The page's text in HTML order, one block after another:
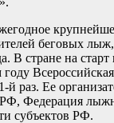
беговых лыж,
В стране на
году
й раз. Ее
РФ, Федерация
субъектов РФ.